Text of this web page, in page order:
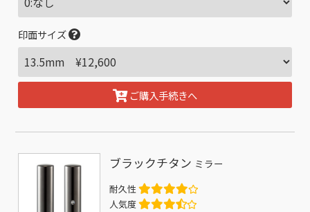
印面サイズ
ご購入手続きへ
ブラックチタン ミラー
耐久性
人気度